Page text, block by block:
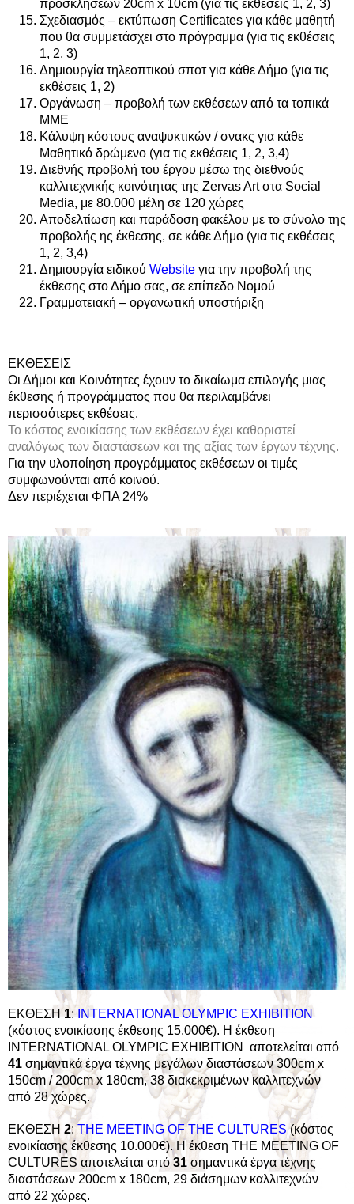
προσκλήσεων 20cm x 10cm (για τις εκθέσεις 1, 2, 3)
Σχεδιασμός – εκτύπωση Certificates για κάθε μαθητή
που θα συμμετάσχει στο πρόγραμμα (για τις εκθέσεις
1, 2, 3)
Δημιουργία τηλεοπτικού σποτ για κάθε Δήμο (για τις
εκθέσεις 1, 2)
Οργάνωση – προβολή των εκθέσεων από τα τοπικά
ΜΜΕ
Κάλυψη κόστους αναψυκτικών / σνακς για κάθε
Μαθητικό δρώμενο (για τις εκθέσεις 1, 2, 3,4)
Διεθνής προβολή του έργου μέσω της διεθνούς
καλλιτεχνικής κοινότητας της Zervas Art στα Social
Media, με 80.000 μέλη σε 120 χώρες
Αποδελτίωση και παράδοση φακέλου με το σύνολο της
προβολής ης έκθεσης, σε κάθε Δήμο (για τις εκθέσεις
1, 2, 3,4)
Δημιουργία ειδικού Website για την προβολή της
έκθεσης στο Δήμο σας, σε επίπεδο Νομού
Γραμματειακή – οργανωτική υποστήριξη
ΕΚΘΕΣΕΙΣ
Οι Δήμοι και Κοινότητες έχουν το δικαίωμα επιλογής μιας
έκθεσης ή προγράμματος που θα περιλαμβάνει
περισσότερες εκθέσεις.
Το κόστος ενοικίασης των εκθέσεων έχει καθοριστεί
αναλόγως των διαστάσεων και της αξίας των έργων τέχνης.
Για την υλοποίηση προγράμματος εκθέσεων οι τιμές
συμφωνούνται από κοινού.
Δεν περιέχεται ΦΠΑ 24%
ΕΚΘΕΣΗ1: INTERNATIONAL OLYMPIC EXHIBITION
(κόστος ενοικίασης έκθεσης 15.000€). Η έκθεση
INTERNATIONAL OLYMPIC EXHIBITION αποτελείται από
41 σημαντικά έργα τέχνης μεγάλων διαστάσεων 300cm x
150cm / 200cm x 180cm, 38 διακεκριμένων καλλιτεχνών
από 28 χώρες.
ΕΚΘΕΣΗ 2:THE MEETING OF ΤΗΕ CULTURES(κόστος
ενοικίασης έκθεσης 10.000€). Η έκθεση THE MEETING OF
CULTURES αποτελείται από 31 σημαντικά έργα τέχνης
διαστάσεων 200cm x 180cm, 29 διάσημων καλλιτεχνών
από 22 χώρες.